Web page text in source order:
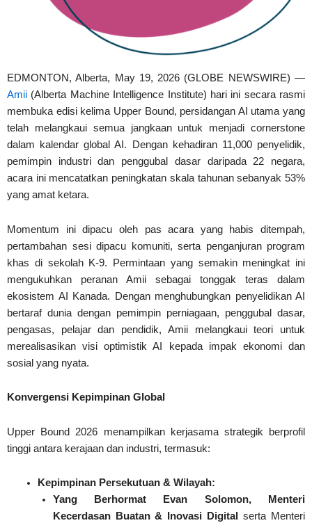
EDMONTON, Alberta, May 19, 2026 (GLOBE NEWSWIRE) —
Amii (Alberta Machine Intelligence Institute) hari ini secara rasmi
membuka edisi kelima Upper Bound, persidangan AI utama yang
telah melangkaui semua jangkaan untuk menjadi cornerstone
dalam kalendar global AI. Dengan kehadiran 11,000 penyelidik,
pemimpin industri dan penggubal dasar daripada 22 negara,
acara ini mencatatkan peningkatan skala tahunan sebanyak 53%
yang amat ketara.
Momentum ini dipacu oleh pas acara yang habis ditempah,
pertambahan sesi dipacu komuniti, serta penganjuran program
khas di sekolah K-9. Permintaan yang semakin meningkat ini
mengukuhkan peranan Amii sebagai tonggak teras dalam
ekosistem AI Kanada. Dengan menghubungkan penyelidikan AI
bertaraf dunia dengan pemimpin perniagaan, penggubal dasar,
pengasas, pelajar dan pendidik, Amii melangkaui teori untuk
merealisasikan visi optimistik AI kepada impak ekonomi dan
sosial yang nyata.
Konvergensi Kepimpinan Global
Upper Bound 2026 menampilkan kerjasama strategik berprofil
tinggi antara kerajaan dan industri, termasuk:
Kepimpinan Persekutuan & Wilayah:
Yang Berhormat Evan Solomon, Menteri
Kecerdasan Buatan & Inovasi Digital
serta Menteri